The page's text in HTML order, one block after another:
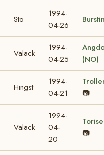
Sto
1994-
04-26
Valack
1994-
04-25
(NO)
Hingst
1994-
04-21
📷
Valack
1994-
04-
20
📷